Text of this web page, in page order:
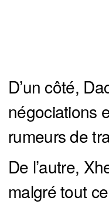
D’un côté,
négociations
rumeurs de
De l’autre,
malgré tout